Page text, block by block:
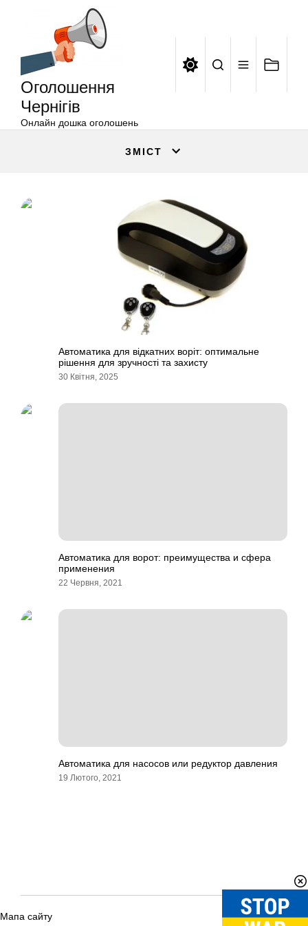
Оголошення
Чернігів
Онлайн дошка оголошень
ЗМІСТ
Автоматика для відкатних воріт: оптимальне
рішення для зручності та захисту
30 Квітня, 2025
Автоматика для ворот: преимущества и сфера
применения
22 Червня, 2021
Автоматика для насосов или редуктор давления
19 Лютого, 2021
Мапа сайту